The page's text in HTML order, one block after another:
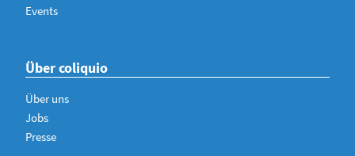
Events
Über coliquio
Über uns
Jobs
Presse